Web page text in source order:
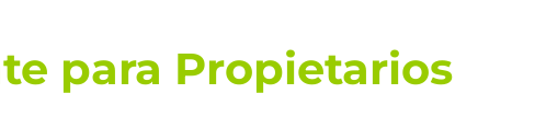
para Propietarios